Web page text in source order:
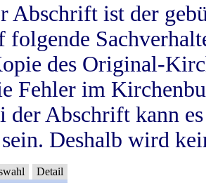
Abschrift ist der
folgende
des Original-
Fehler im
der Abschrift kann
Deshalb wird
Detail